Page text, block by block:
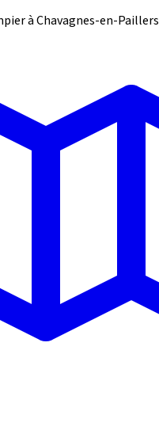
à Chavagnes-en-Paillers